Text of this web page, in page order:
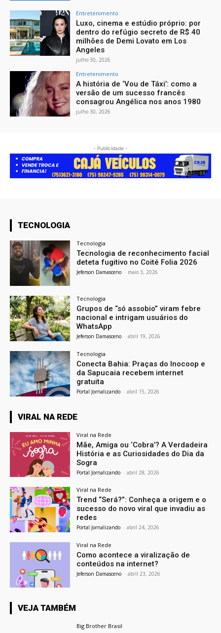
Entretenimento
Luxo, cinema e estúdio próprio: por
dentro do refúgio secreto de R$ 40
milhões de Demi Lovato em Los
Angeles
julho 30, 2026
Entretenimento
A história de ‘Vou de Táxi’: como a
versão de um sucesso francês
consagrou Angélica nos anos 1980
julho 30, 2026
- Publicidade -
TECNOLOGIA
Tecnologia
Tecnologia de reconhecimento facial
deteta fugitivo no Coité Folia 2026
Jeferson Damasceno - maio 3, 2026
Tecnologia
Grupos de “só assobio” viram febre
nacional e intrigam usuários do
WhatsApp
Jeferson Damasceno - abril 19, 2026
Tecnologia
Conecta Bahia: Praças do Inocoop e
da Sapucaia recebem internet
gratuita
Portal Jornalizando - abril 15, 2026
VIRAL NA REDE
Viral na Rede
Mãe, Amiga ou ‘Cobra’? A Verdadeira
História e as Curiosidades do Dia da
Sogra
Portal Jornalizando - abril 28, 2026
Viral na Rede
Trend “Será?”: Conheça a origem e o
sucesso do novo viral que invadiu as
redes
Portal Jornalizando - abril 24, 2026
Viral na Rede
Como acontece a viralização de
conteúdos na internet?
Jeferson Damasceno - abril 23, 2026
VEJA TAMBÉM
Big Brother Brasil